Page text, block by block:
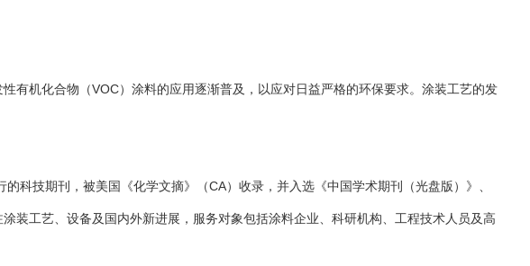
有机化合物（VOC）涂料的应用逐渐普及，以应对日益严格的环保要求。涂装工艺的发
科技期刊，被美国《化学文摘》（CA）收录，并入选《中国学术期刊（光盘版）》、
装工艺、设备及国内外新进展，服务对象包括涂料企业、科研机构、工程技术人员及高